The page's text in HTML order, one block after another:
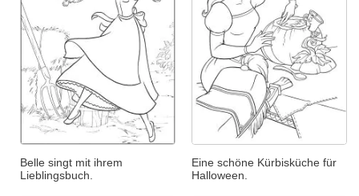
Belle singt mit ihrem
Lieblingsbuch.
Eine schöne Kürbisküche für
Halloween.